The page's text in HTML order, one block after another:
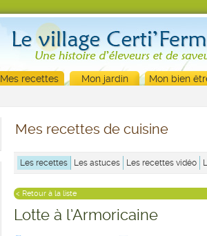
Mes recettes Mon jardin Mon bien
Mes recettes de cuisine
Les recettes Les astuces Les recettes vidéo
< Retour à la liste
Lotte à l’Armoricaine